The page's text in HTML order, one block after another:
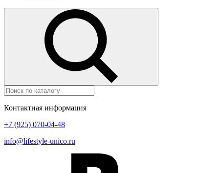
Контактная информация
+7 (925) 070-04-48
info@lifestyle-unico.ru